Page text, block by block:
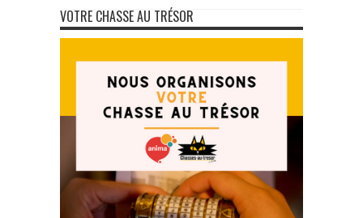
VOTRE CHASSE AU TRÉSOR